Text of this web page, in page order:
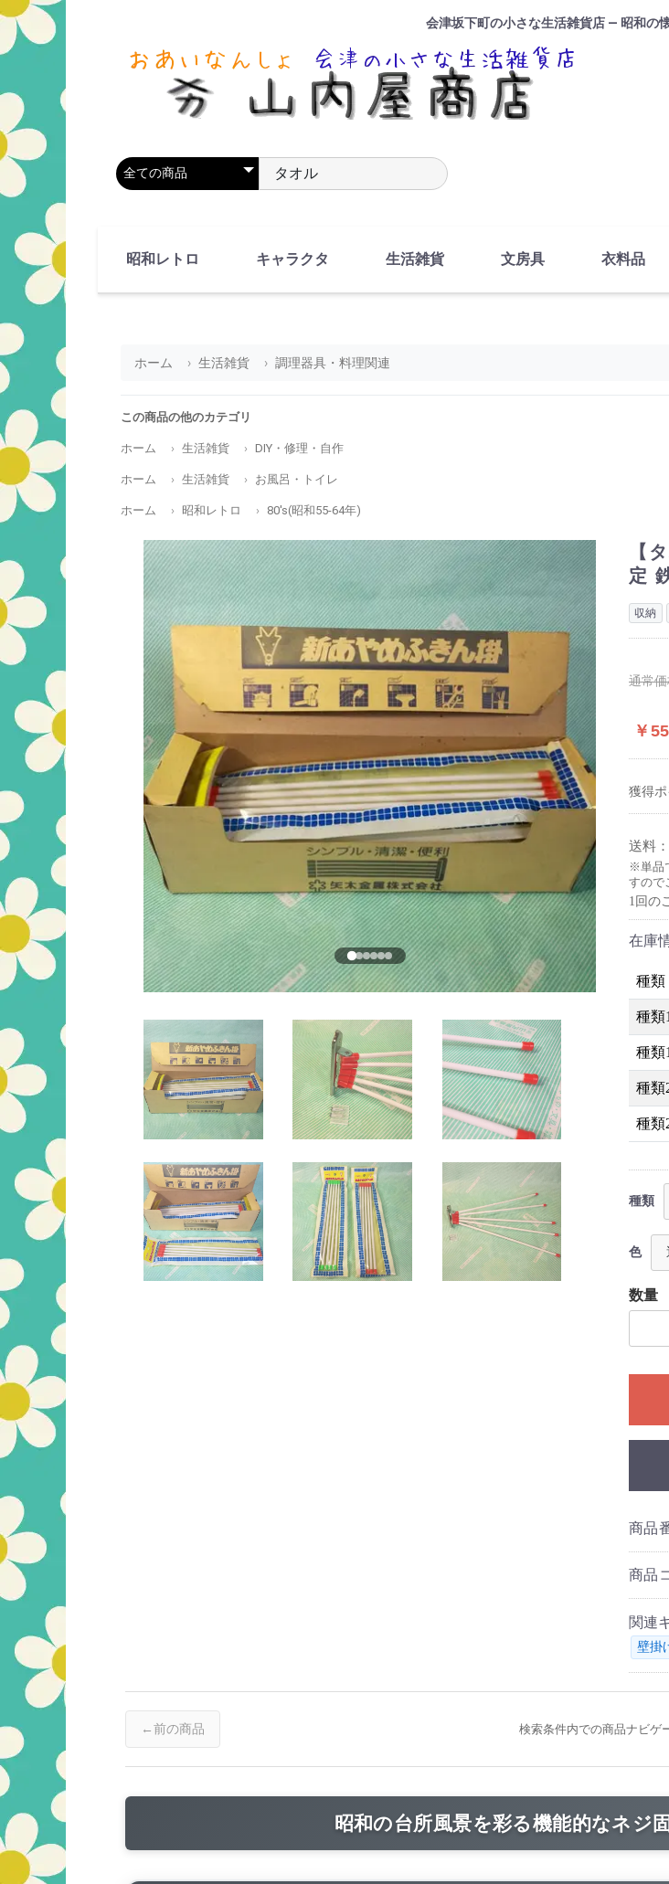
会津坂下町の小さな生活雑貨店 — 昭和の
商品カテゴリを選択 商品名やキーワードを入力
昭和レトロ キャラクタ 生活雑貨 文房具 衣料品
ホーム 生活雑貨 調理器具・料理関連
この商品の他のカテゴリ
ホーム 生活雑貨 DIY・修理・自作
ホーム 生活雑貨 お風呂・トイレ
ホーム 昭和レトロ 80's(昭和55-64年)
【
定
収納
通常
￥
獲得ポ
送料：
※単品
すので
1回の
在庫
種類
種類1
種類1
種類
種類
種類
色
数量
1個
商品
商品
関連
壁掛
前の商品 検索条件内での商品ナビゲ
昭和の台所風景を彩る機能的なネジ